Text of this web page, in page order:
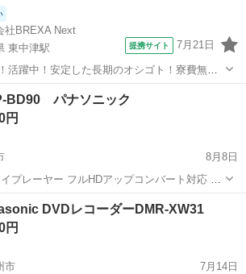
社BREXA Next
東中津駅
提携サイト 7月21日
活躍中！安定した長期のオシゴト！寮費無料
～40代の男性活躍中★未経験活躍中！高時
◇半導体装置内部
...
その他
BD90 パナソニック
円
8月8日
プレーヤー フルHDアップコンバート対応 ブ
認済みです BD.DVD見れます 少し汚れあり
クトサイズで
像プレーヤー、レコーダー
DVDレコーダーDMR-XW31
円
市
7月14日